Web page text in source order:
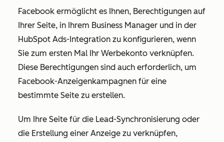
Facebook ermöglicht es Ihnen, Berechtigungen auf
Ihrer Seite, in Ihrem Business Manager und in der
HubSpot Ads-Integration zu konfigurieren, wenn
Sie zum ersten Mal Ihr Werbekonto verknüpfen.
Diese Berechtigungen sind auch erforderlich, um
Facebook-Anzeigenkampagnen für eine
bestimmte Seite zu erstellen.
Um Ihre Seite für die Lead-Synchronisierung oder
die Erstellung einer Anzeige zu verknüpfen,